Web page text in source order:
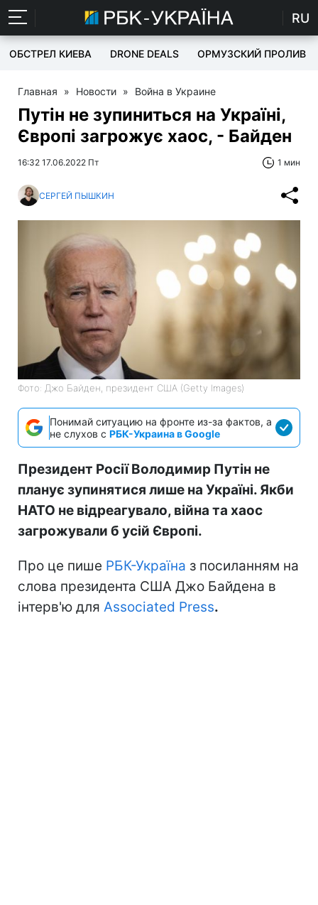
RU
ОБСТРЕЛ КИЕВА DRONE DEALS ОРМУЗСКИЙ ПРОЛИВ
Главная » Новости » Война в Украине
Путін не зупиниться на Україні,
Європі загрожує хаос, - Байден
16:32 17.06.2022 Пт 1 мин
СЕРГЕЙ ПЫШКИН
Фото: Джо Байден, президент США (Getty Images)
Понимай ситуацию на фронте из-за фактов, а
не слухов с РБК-Украина в Google
Президент Росії Володимир Путін не
планує зупинятися лише на Україні. Якби
НАТО не відреагувало, війна та хаос
загрожували б усій Європі.
Про це пише РБК-Україна з посиланням на
слова президента США Джо Байдена в
інтерв'ю для Associated Press.